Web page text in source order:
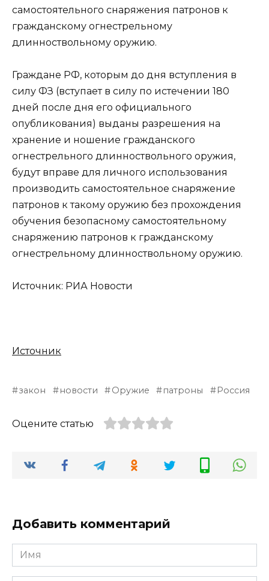
самостоятельного снаряжения патронов к
гражданскому огнестрельному
длинноствольному оружию.
Граждане РФ, которым до дня вступления в
силу ФЗ (вступает в силу по истечении 180
дней после дня его официального
опубликования) выданы разрешения на
хранение и ношение гражданского
огнестрельного длинноствольного оружия,
будут вправе для личного использования
производить самостоятельное снаряжение
патронов к такому оружию без прохождения
обучения безопасному самостоятельному
снаряжению патронов к гражданскому
огнестрельному длинноствольному оружию.
Источник: РИА Новости
Источник
закон новости Оружие патроны Россия
Оцените статью
Добавить комментарий
Имя
*